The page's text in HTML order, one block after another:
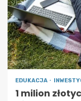
EDUKACJA
1 milion